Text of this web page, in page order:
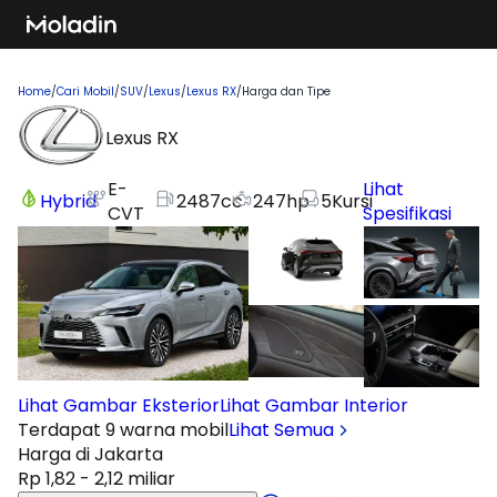
Home/Cari Mobil/SUV/Lexus/Lexus RX/Harga dan Tipe
Lexus RX
Hybrid E-
CVT
2487cc 247hp 5KursiLihat
Spesifikasi
Lihat Gambar EksteriorLihat Gambar Interior
Terdapat 9 warna mobilLihat Semua
Harga di Jakarta
Rp 1,82 - 2,12 miliar